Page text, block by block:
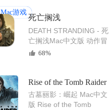
Mac游戏
死亡搁浅
DEATH STRANDING - 死
亡搁浅Mac中文版 动作冒
险3A游戏神作
68%
Rise of the Tomb Raider
古墓丽影：崛起 Mac中文
版 Rise of the Tomb